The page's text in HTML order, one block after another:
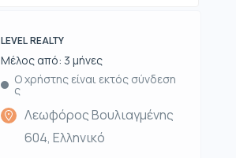
LEVEL REALTY
Μέλος από: 3 μήνες
Ο χρήστης είναι εκτός σύνδεση
ς
Λεωφόρος Βουλιαγμένης
604, Ελληνικό